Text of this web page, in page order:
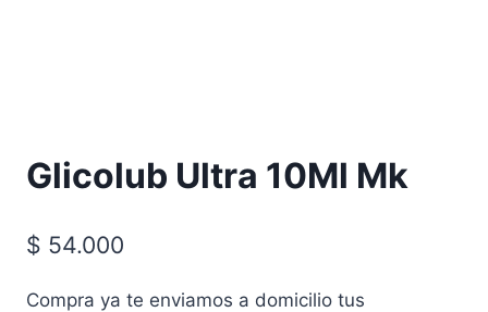
Glicolub Ultra 10Ml Mk
$ 54.000
Compra ya te enviamos a domicilio tus